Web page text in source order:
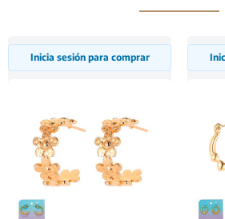
Inicia sesión para comprar